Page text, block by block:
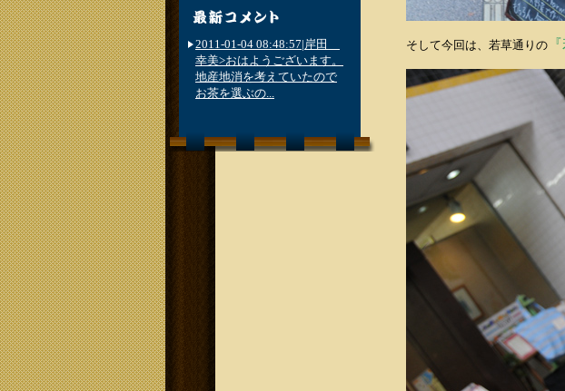
そして今回は、若草通りの
2011-01-04 08:48:57|岸田
幸美>おはようございます。
地産地消を考えていたので
お茶を選ぶの...